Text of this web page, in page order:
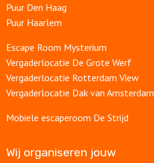
Puur Den Haag
Puur Haarlem
Escape Room Mysterium
Vergaderlocatie De Grote Werf
Vergaderlocatie Rotterdam View
Vergaderlocatie Dak van Amsterdam
Mobiele escaperoom De Strijd
Wij organiseren jouw